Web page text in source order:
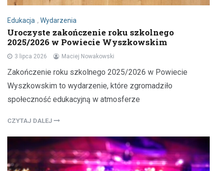
Edukacja , Wydarzenia
Uroczyste zakończenie roku szkolnego
2025/2026 w Powiecie Wyszkowskim
3 lipca 2026 Maciej Nowakowski
Zakończenie roku szkolnego 2025/2026 w Powiecie
Wyszkowskim to wydarzenie, które zgromadziło
społeczność edukacyjną w atmosferze
CZYTAJ DALEJ